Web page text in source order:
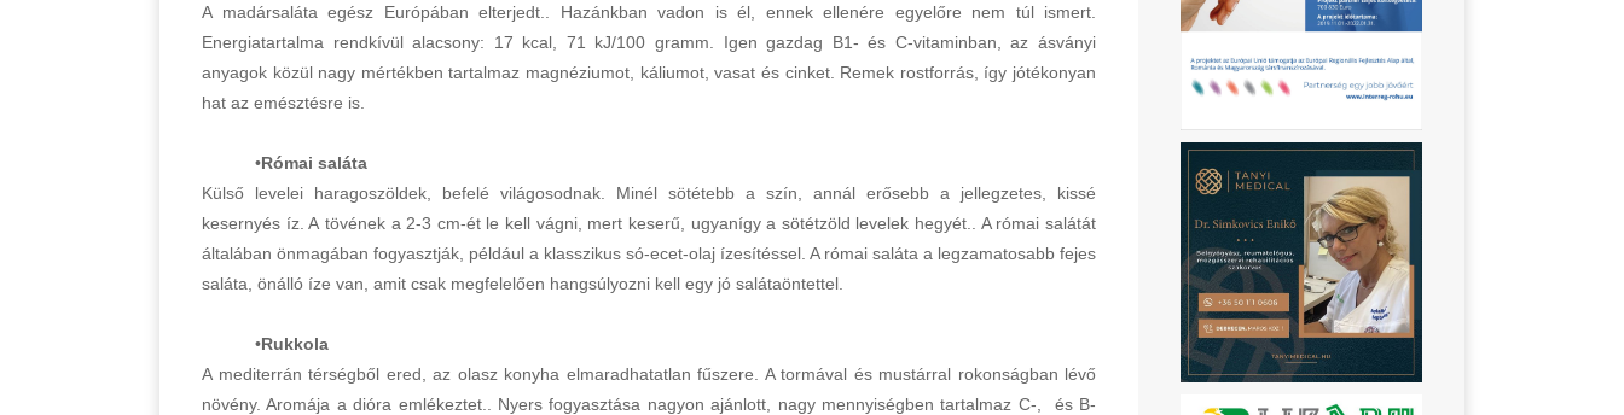
A madársaláta egész Európában elterjedt.. Hazánkban vadon is él, ennek ellenére egyelőre nem túl ismert.
Energiatartalma rendkívül alacsony: 17 kcal, 71 kJ/100 gramm. Igen gazdag B1- és C-vitaminban, az ásványi
anyagok közül nagy mértékben tartalmaz magnéziumot, káliumot, vasat és cinket. Remek rostforrás, így jótékonyan
hat az emésztésre is.
•Római saláta
Külső levelei haragoszöldek, befelé világosodnak. Minél sötétebb a szín, annál erősebb a jellegzetes, kissé
kesernyés íz. A tövének a 2-3 cm-ét le kell vágni, mert keserű, ugyanígy a sötétzöld levelek hegyét.. A római salátát
általában önmagában fogyasztják, például a klasszikus só-ecet-olaj ízesítéssel. A római saláta a legzamatosabb fejes
saláta, önálló íze van, amit csak megfelelően hangsúlyozni kell egy jó salátaöntettel.
•Rukkola
A mediterrán térségből ered, az olasz konyha elmaradhatatlan fűszere. A tormával és mustárral rokonságban lévő
növény. Aromája a dióra emlékeztet.. Nyers fogyasztása nagyon ajánlott, nagy mennyiségben tartalmaz C-, és B-